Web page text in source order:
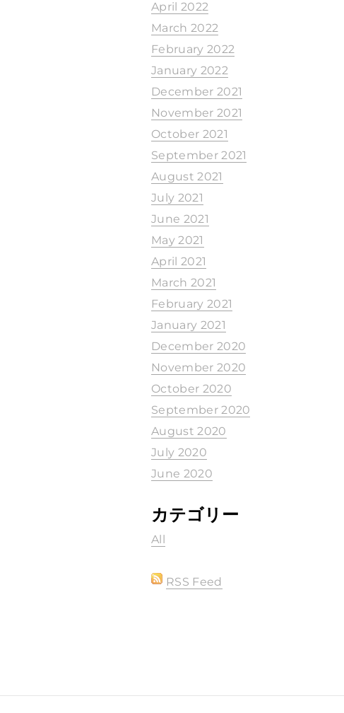
April 2022
March 2022
February 2022
January 2022
December 2021
November 2021
October 2021
September 2021
August 2021
July 2021
June 2021
May 2021
April 2021
March 2021
February 2021
January 2021
December 2020
November 2020
October 2020
September 2020
August 2020
July 2020
June 2020
カテゴリー
All
RSS Feed